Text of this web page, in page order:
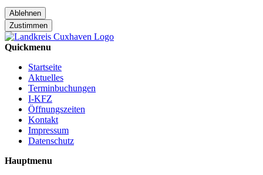
Ablehnen
Zustimmen
Quickmenu
Startseite
Aktuelles
Terminbuchungen
I-KFZ
Öffnungszeiten
Kontakt
Impressum
Datenschutz
Hauptmenu